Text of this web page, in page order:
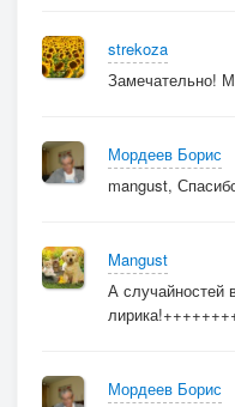
strekoza
Замечательно!
Мордеев Борис
mangust,
Mangust
А случайностей
Мордеев Борис